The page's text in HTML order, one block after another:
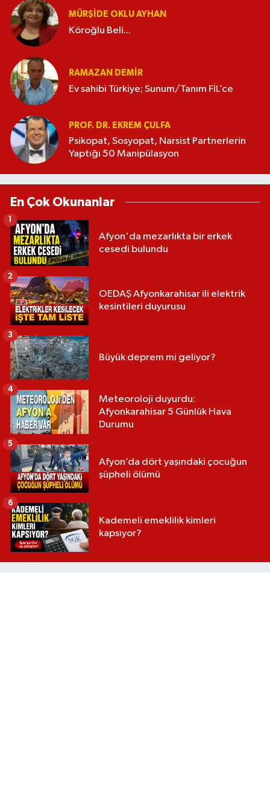
MÜRŞIDE OKLU AYHAN
Köroğlu Beli...
RAMAZAN DEMİR
Ev sahibi Türkiye; Sunum/Tanım FİL’ce
PROF. DR. EKREM ÇULFA
Psikopat, Sosyopat, Narsist Partnerlerin
Yaptığı 50 Manipülasyon
En Çok Okunanlar
Afyon'da mezarlıkta bir erkek
cesedi bulundu
1
OEDAŞ Afyonkarahisar ili elektrik
kesintileri duyurusu
2
Büyük deprem mi geliyor?
3
Meteoroloji duyurdu:
Afyonkarahisar 5 Günlük Hava
Durumu
4
Afyon’da dört yaşındaki çocuğun
şüpheli ölümü
5
Kademeli emeklilik kimleri
kapsıyor?
6